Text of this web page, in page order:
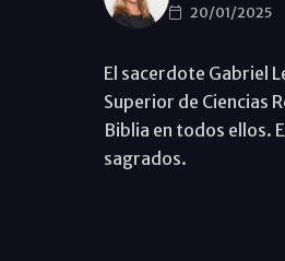
20/01/2025
El sacerdote Gabriel
Superior de Ciencias
Biblia en todos ellos.
sagrados.